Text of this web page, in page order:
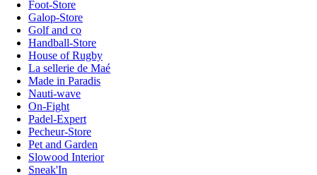
Foot-Store
Galop-Store
Golf and co
Handball-Store
House of Rugby
La sellerie de Maé
Made in Paradis
Nauti-wave
On-Fight
Padel-Expert
Pecheur-Store
Pet and Garden
Slowood Interior
Sneak'In